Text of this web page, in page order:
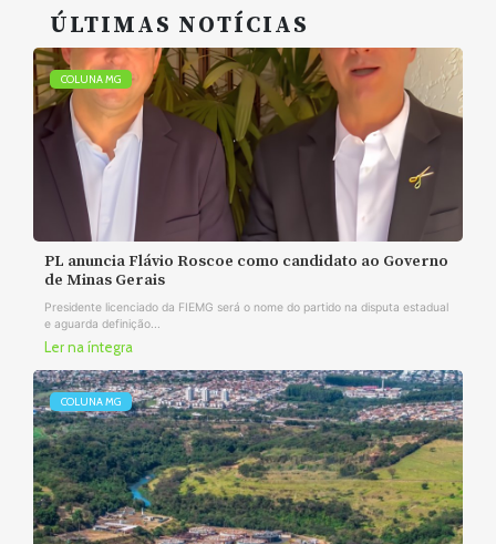
ÚLTIMAS NOTÍCIAS
COLUNA MG
PL anuncia Flávio Roscoe como candidato ao Governo
de Minas Gerais
Presidente licenciado da FIEMG será o nome do partido na disputa estadual
e aguarda definição...
Ler na íntegra
COLUNA MG